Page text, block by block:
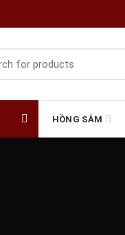
HỒNG SÂM